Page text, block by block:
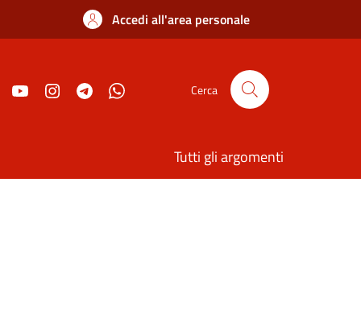
Accedi all'area personale
Cerca
Tutti gli argomenti